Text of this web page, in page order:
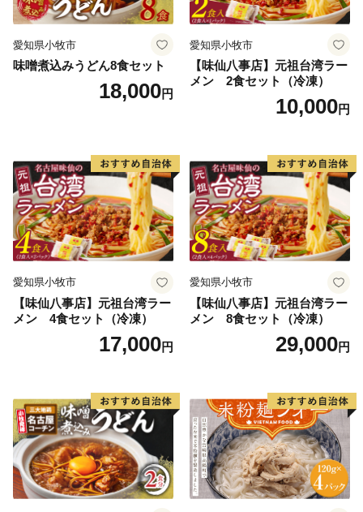
愛知県小牧市
味噌煮込みうどん8食セット
18,000円
愛知県小牧市
【味仙八事店】元祖台湾ラー
メン 2食セット（冷凍）
10,000円
愛知県小牧市
【味仙八事店】元祖台湾ラー
メン 4食セット（冷凍）
17,000円
愛知県小牧市
【味仙八事店】元祖台湾ラー
メン 8食セット（冷凍）
29,000円